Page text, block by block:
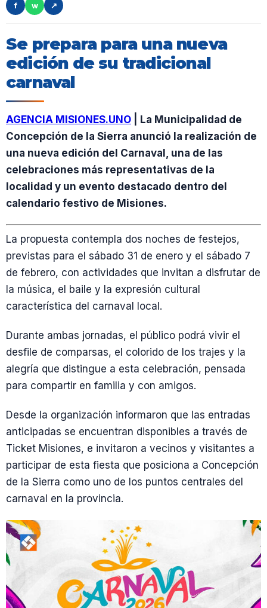
f
w ↗
Se prepara para una nueva
edición de su tradicional
carnaval
AGENCIA MISIONES.UNO | La Municipalidad de
Concepción de la Sierra anunció la realización de
una nueva edición del Carnaval, una de las
celebraciones más representativas de la
localidad y un evento destacado dentro del
calendario festivo de Misiones.
La propuesta contempla dos noches de festejos,
previstas para el sábado 31 de enero y el sábado 7
de febrero, con actividades que invitan a disfrutar de
la música, el baile y la expresión cultural
característica del carnaval local.
Durante ambas jornadas, el público podrá vivir el
desfile de comparsas, el colorido de los trajes y la
alegría que distingue a esta celebración, pensada
para compartir en familia y con amigos.
Desde la organización informaron que las entradas
anticipadas se encuentran disponibles a través de
Ticket Misiones, e invitaron a vecinos y visitantes a
participar de esta fiesta que posiciona a Concepción
de la Sierra como uno de los puntos centrales del
carnaval en la provincia.